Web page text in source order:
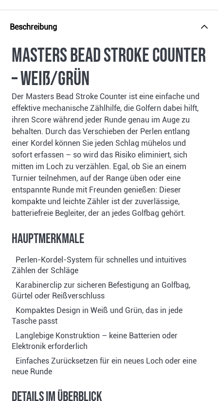
Beschreibung
Masters Bead Stroke Counter
– Weiß/Grün
Der Masters Bead Stroke Counter ist eine einfache und
effektive mechanische Zählhilfe, die Golfern dabei hilft,
ihren Score während jeder Runde genau im Auge zu
behalten. Durch das Verschieben der Perlen entlang
einer Kordel können Sie jeden Schlag mühelos und
sofort erfassen – so wird das Risiko eliminiert, sich
mitten im Loch zu verzählen. Egal, ob Sie an einem
Turnier teilnehmen, auf der Range üben oder eine
entspannte Runde mit Freunden genießen: Dieser
kompakte und leichte Zähler ist der zuverlässige,
batteriefreie Begleiter, der an jedes Golfbag gehört.
Hauptmerkmale
Perlen-Kordel-System für schnelles und intuitives
Zählen der Schläge
Karabinerclip zur sicheren Befestigung an Golfbag,
Gürtel oder Reißverschluss
Kompaktes Design in Weiß und Grün, das in jede
Tasche passt
Langlebige Konstruktion – keine Batterien oder
Elektronik erforderlich
Einfaches Zurücksetzen für ein neues Loch oder eine
neue Runde
Details im Überblick